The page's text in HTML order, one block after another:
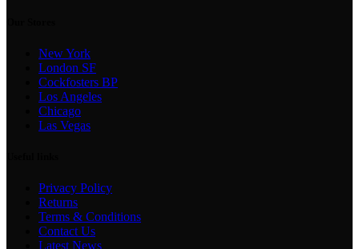
New York
London SF
Cockfosters BP
Los Angeles
Chicago
Las Vegas
Privacy Policy
Returns
Terms & Conditions
Contact Us
Latest News